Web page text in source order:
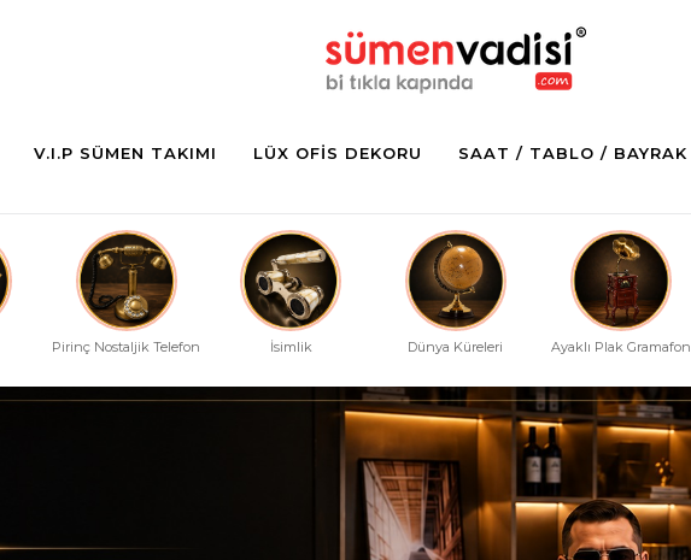
V.I.P SÜMEN TAKIMI LÜX OFIS DEKORU SAAT / TABLO / BAYRAK
Pirinç Nostaljik Telefon İsimlik Dünya Küreleri Ayaklı Plak Gramafon